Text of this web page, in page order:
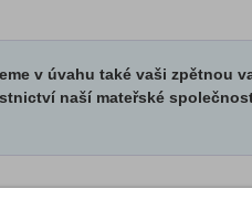
v úvahu také vaši zpětnou
naší mateřské